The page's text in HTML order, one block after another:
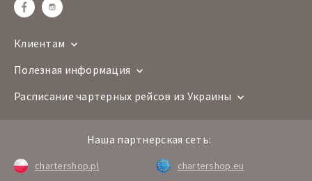
Клиентам
Полезная информация
Расписание чартерных рейсов из Украины
Наша партнерская сеть:
chartershop.pl chartershop.eu